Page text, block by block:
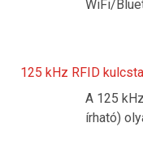
WiFi/
125 kHz RFID
A 125
írható)